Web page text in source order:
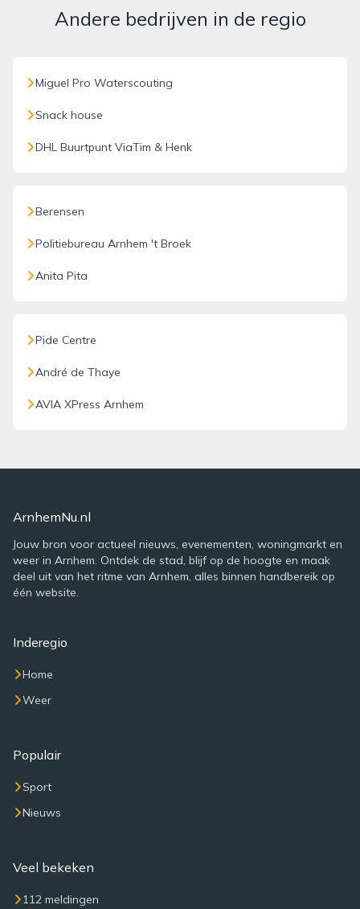
Andere bedrijven in de regio
Miguel Pro Waterscouting
Snack house
DHL Buurtpunt ViaTim & Henk
Berensen
Politiebureau Arnhem 't Broek
Anita Pita
Pide Centre
André de Thaye
AVIA XPress Arnhem
ArnhemNu.nl
Jouw bron voor actueel nieuws, evenementen, woningmarkt en
weer in Arnhem. Ontdek de stad, blijf op de hoogte en maak
deel uit van het ritme van Arnhem, alles binnen handbereik op
één website.
Inderegio
Home
Weer
Populair
Sport
Nieuws
Veel bekeken
112 meldingen